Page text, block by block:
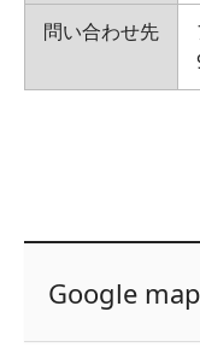
問い合わせ先
Google map